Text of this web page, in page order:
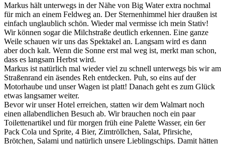
Markus hält unterwegs in der Nähe von Big Water extra nochmal
für mich an einem Feldweg an. Der Sternenhimmel hier draußen ist
einfach unglaublich schön. Wieder mal vermisse ich mein Stativ!
Wir können sogar die Milchstraße deutlich erkennen. Eine ganze
Weile schauen wir uns das Spektakel an. Langsam wird es dann
aber doch kalt. Wenn die Sonne erst mal weg ist, merkt man schon,
dass es langsam Herbst wird.
Markus ist natürlich mal wieder viel zu schnell unterwegs bis wir am
Straßenrand ein äsendes Reh entdecken. Puh, so eins auf der
Motorhaube und unser Wagen ist platt! Danach geht es zum Glück
etwas langsamer weiter.
Bevor wir unser Hotel erreichen, statten wir dem Walmart noch
einen allabendlichen Besuch ab. Wir brauchen noch ein paar
Toilettenartikel und für morgen früh eine Palette Wasser, ein 6er
Pack Cola und Sprite, 4 Bier, Zimtröllchen, Salat, Pfirsiche,
Brötchen, Salami und natürlich unsere Lieblingschips. Damit hätten